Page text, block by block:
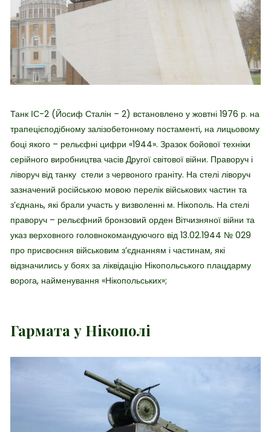
Танк ІС-2 (Йосиф Сталін – 2) встановлено у жовтні 1976 р. на
трапецієподібному залізобетонному постаменті, на лицьовому
боці якого – рельєфні цифри «1944». Зразок бойової техніки
серійного виробництва часів Другої світової війни. Праворуч і
ліворуч від танку стели з червоного граніту. На стелі ліворуч
зазначений російською мовою перелік військових частин та
з’єднань, які брали участь у визволенні м. Нікополь. На стелі
праворуч – рельєфний бронзовий орден Вітчизняної війни та
указ верховного головнокомандуючого від 13.02.1944 № 029
про присвоєння військовим з’єднанням і частинам, які
відзначились у боях за ліквідацію Нікопольського плацдарму
ворога, найменування «Нікопольських»;
Гармата у Нікополі